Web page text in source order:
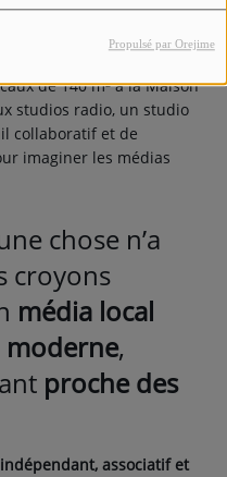
Propulsé par Orejime
nouvelle étape
de 140 m² à la Maison
studios radio, un studio
collaboratif et de
imaginer les médias
chose n’a
croyons
média local
moderne,
proche des
associatif et